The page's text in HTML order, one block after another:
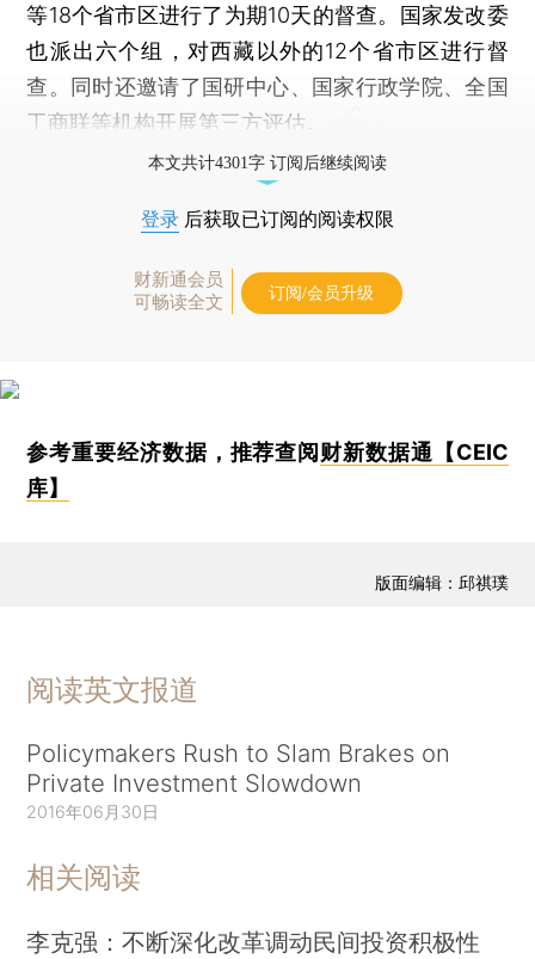
等18个省市区进行了为期10天的督查。国家发改委
也派出六个组，对西藏以外的12个省市区进行督
查。同时还邀请了国研中心、国家行政学院、全国
工商联等机构开展第三方评估。
本文共计4301字 订阅后继续阅读
登录 后获取已订阅的阅读权限
财新通会员
可畅读全文
订阅/会员升级
参考重要经济数据，推荐查阅 财新数据通【CEIC
库】
版面编辑：邱祺璞
阅读英文报道
Policymakers Rush to Slam Brakes on
Private Investment Slowdown
2016年06月30日
相关阅读
李克强：不断深化改革调动民间投资积极性